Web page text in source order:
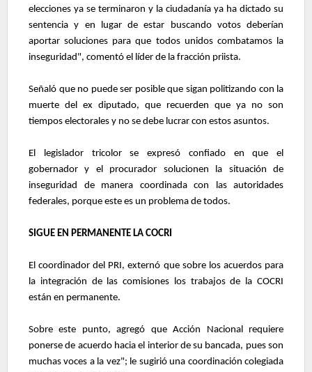
elecciones ya se terminaron y la ciudadanía ya ha dictado su
sentencia y en lugar de estar buscando votos deberían
aportar soluciones para que todos unidos combatamos la
inseguridad", comentó el líder de la fracción priista.
Señaló que no puede ser posible que sigan politizando con la
muerte del ex diputado, que recuerden que ya no son
tiempos electorales y no se debe lucrar con estos asuntos.
El legislador tricolor se expresó confiado en que el
gobernador y el procurador solucionen la situación de
inseguridad de manera coordinada con las autoridades
federales, porque este es un problema de todos.
SIGUE EN PERMANENTE LA COCRI
El coordinador del PRI, externó que sobre los acuerdos para
la integración de las comisiones los trabajos de la COCRI
están en permanente.
Sobre este punto, agregó que Acción Nacional requiere
ponerse de acuerdo hacia el interior de su bancada, pues son
muchas voces a la vez"; le sugirió una coordinación colegiada